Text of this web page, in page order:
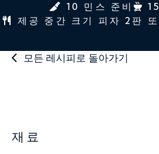
10 민스 준비
제공 중간 크기 피자 2판
모든 레시피로 돌아가기
재료